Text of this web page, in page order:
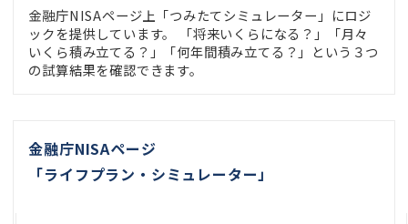
金融庁NISAページ上「つみたてシミュレーター」にロジ
ックを提供しています。 「将来いくらになる？」「月々
いくら積み立てる？」「何年間積み立てる？」という３つ
の試算結果を確認できます。
金融庁NISAページ
「ライフプラン・シミュレーター」